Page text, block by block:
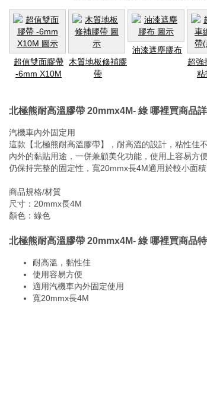
超值雙面膠帶
-6mm X10M
木質地板修補膠
帶
油漆遮塵膠布
超強
粘
北極熊耐高溫膠帶 20mmx4M- 綠 哪裡買商品
汽機車內外固定用
這款【北極熊耐高溫膠帶】，耐高溫的設計，粘性佳
內外的黏貼用途，一併兼顧美化功能，使用上容易方
仍保持完整的固定性，寬20mmx長4M適用於較小面
商品規格/材質
尺寸：20mmx長4M
顏色：綠色
北極熊耐高溫膠帶 20mmx4M- 綠 哪裡買商品
耐高溫，黏性佳
使用容易方便
適用汽機車內外固定使用
寬20mmx長4M